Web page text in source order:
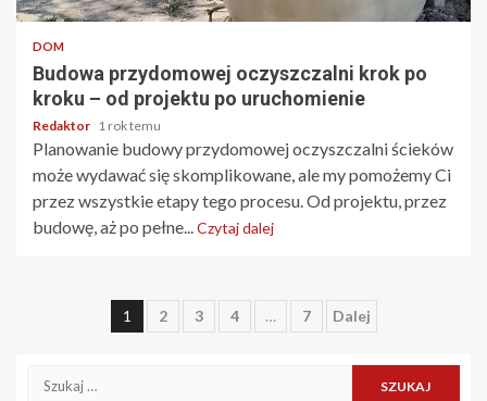
DOM
Budowa przydomowej oczyszczalni krok po
kroku – od projektu po uruchomienie
Redaktor 1 rok temu
Planowanie budowy przydomowej oczyszczalni ścieków
może wydawać się skomplikowane, ale my pomożemy Ci
przez wszystkie etapy tego procesu. Od projektu, przez
budowę, aż po pełne...Czytaj dalej
Stronicowanie
1 2 3 4 … 7 Dalej
Szukaj: